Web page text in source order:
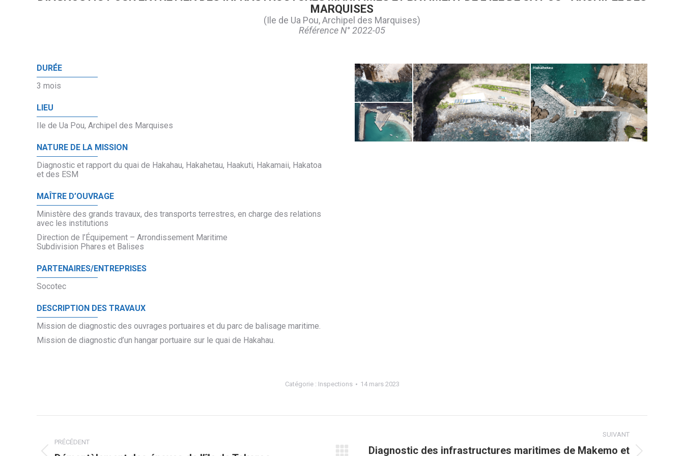
MARQUISES
(Ile de Ua Pou, Archipel des Marquises)
Référence N° 2022-05
DURÉE
3 mois
LIEU
Ile de Ua Pou, Archipel des Marquises
NATURE DE LA MISSION
Diagnostic et rapport du quai de Hakahau, Hakahetau, Haakuti, Hakamaii, Hakatoa
et des ESM
MAÎTRE D’OUVRAGE
Ministère des grands travaux, des transports terrestres, en charge des relations
avec les institutions
Direction de l’Équipement – Arrondissement Maritime
Subdivision Phares et Balises
PARTENAIRES/ENTREPRISES
Socotec
DESCRIPTION DES TRAVAUX
Mission de diagnostic des ouvrages portuaires et du parc de balisage maritime.
Mission de diagnostic d’un hangar portuaire sur le quai de Hakahau.
Ua Pou - Hakatao
4
Catégorie : Inspections 14 mars 2023
PRÉCÉDENT
SUIVANT
Diagnostic des infrastructures maritimes de Makemo et